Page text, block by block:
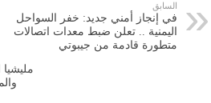
السابق
في إنجاز أمني جديد: خفر السواحل
اليمنية .. تعلن ضبط معدات اتصالات
متطورة قادمة من جيبوتي